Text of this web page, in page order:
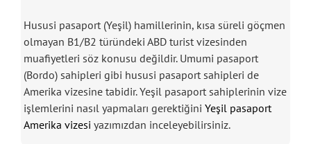
Hususi pasaport (Yeşil) hamillerinin, kısa süreli göçmen
olmayan B1/B2 türündeki ABD turist vizesinden
muafiyetleri söz konusu değildir. Umumi pasaport
(Bordo) sahipleri gibi hususi pasaport sahipleri de
Amerika vizesine tabidir. Yeşil pasaport sahiplerinin vize
işlemlerini nasıl yapmaları gerektiğini Yeşil pasaport
Amerika vizesi yazımızdan inceleyebilirsiniz.